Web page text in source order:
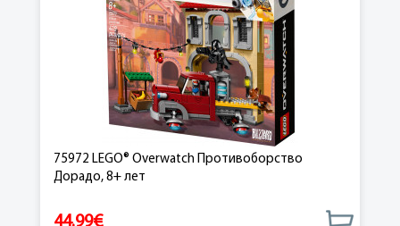
75972 LEGO® Overwatch Противоборство
Дорадо, 8+ лет
44.99€